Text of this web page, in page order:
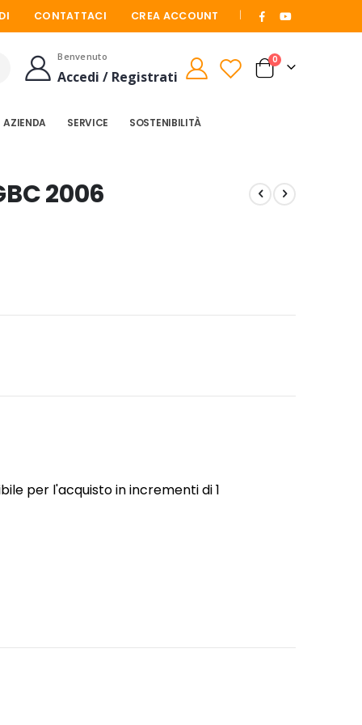
CREA ACCOUNT
CONTATTACI
Cerca
Benvenuto
Accedi / Registrati Cart
0elementi
AZIENDA SERVICE SOSTENIBILITÀ
2006
per l'acquisto in incrementi di 1